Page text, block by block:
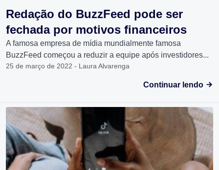
Redação do BuzzFeed pode ser
fechada por motivos financeiros
A famosa empresa de mídia mundialmente famosa
BuzzFeed começou a reduzir a equipe após investidores...
25 de março de 2022 - Laura Alvarenga
Continuar lendo